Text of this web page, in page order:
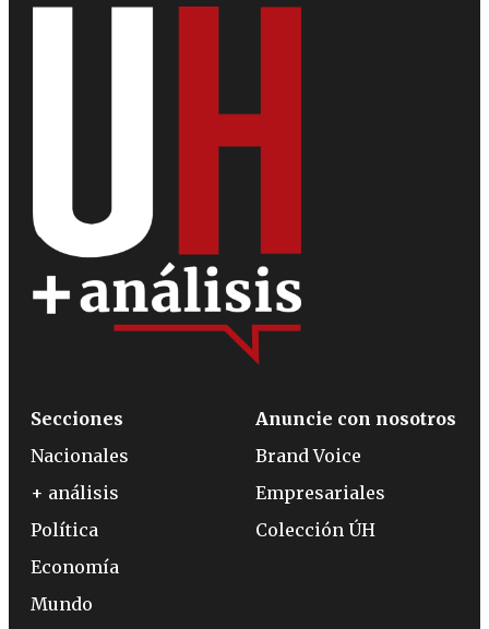
Secciones
Nacionales
+ análisis
Política
Economía
Mundo
Anuncie con nosotros
Brand Voice
Empresariales
Colección ÚH